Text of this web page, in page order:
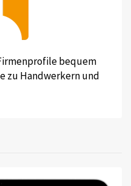
bequem
zu Handwerkern und